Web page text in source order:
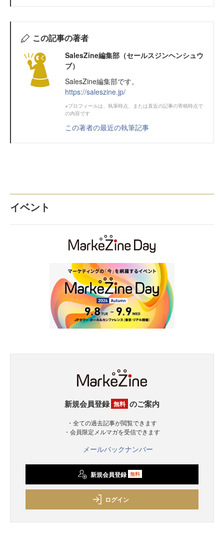
この記事の著者
SalesZine編集部（セールスジンヘンシュウ
ブ）
SalesZine編集部です。
https://saleszine.jp/
※プロフィールは、執筆時点、または直近の記事の寄稿時点で
の内容です
この著者の最近の執筆記事
イベント
新規会員登録 無料 のご案内
・全ての過去記事が閲覧できます
・会員限定メルマガを受信できます
メールバックナンバー
新規会員登録 無料
ログイン